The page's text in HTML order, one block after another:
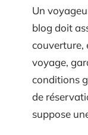
Un
blog doit
couverture,
voyage,
conditions
de
suppose